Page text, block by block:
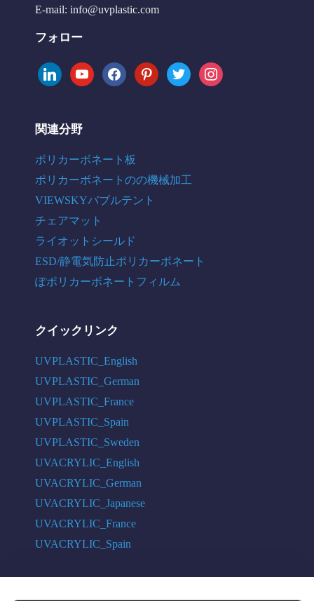
E-mail: info@uvplastic.com
フォロー
linkedinyoutubefacebookpinteresttwitter instagram
関連分野
ポリカーボネート板
ポリカーボネートのの機械加工
VIEWSKYバブルテント
チェアマット
ライオットシールド
ESD/静電気防止ポリカーボネート
ぽポリカーボネートフィルム
クイックリンク
UVPLASTIC_English
UVPLASTIC_German
UVPLASTIC_France
UVPLASTIC_Spain
UVPLASTIC_Sweden
UVACRYLIC_English
UVACRYLIC_German
UVACRYLIC_Japanese
UVACRYLIC_France
UVACRYLIC_Spain